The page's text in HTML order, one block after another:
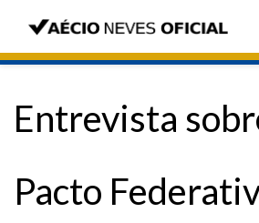
Entrevista
Pacto